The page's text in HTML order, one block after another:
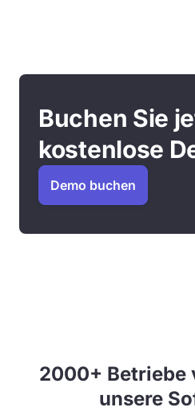
Buchen Sie
kostenlose
Demo buchen
2000+ Betriebe
unsere